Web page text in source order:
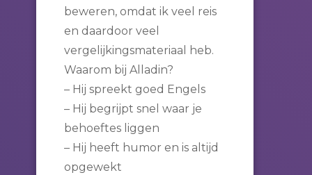
beweren, omdat ik veel reis
en daardoor veel
vergelijkingsmateriaal heb.
Waarom bij Alladin?
– Hij spreekt goed Engels
– Hij begrijpt snel waar je
behoeftes liggen
– Hij heeft humor en is altijd
opgewekt